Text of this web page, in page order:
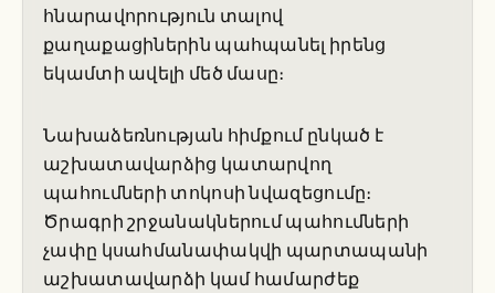
հնարավորություն տալով
քաղաքացիներին պահպանել իրենց
եկամտի ավելի մեծ մասը։
Նախաձեռնության հիմքում ընկած է
աշխատավարձից կատարվող
պահումների տոկոսի նվազեցումը։
Ծրագրի շրջանակներում պահումների
չափը կսահմանափակվի պարտապանի
աշխատավարձի կամ համարժեք